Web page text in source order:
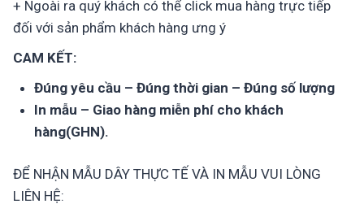
+ Ngoài ra quý khách có thể click mua hàng trực tiếp
đối với sản phẩm khách hàng ưng ý
CAM KẾT:
Đúng yêu cầu – Đúng thời gian – Đúng số lượng
In mẫu – Giao hàng miễn phí cho khách
hàng(GHN).
ĐỂ NHẬN MẪU DÂY THỰC TẾ VÀ IN MẪU VUI LÒNG
LIÊN HỆ: